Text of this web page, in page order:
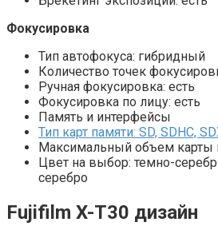
Фокусировка
Тип автофокуса: гибридный
Количество точек
Ручная фокусировка: есть
Фокусировка по лицу: есть
Память и интерфейсы
Тип карт памяти: SD, SDHC,
Максимальный объем карты
Цвет на выбор: темно-
серебро
Fujifilm X-T30 дизайн